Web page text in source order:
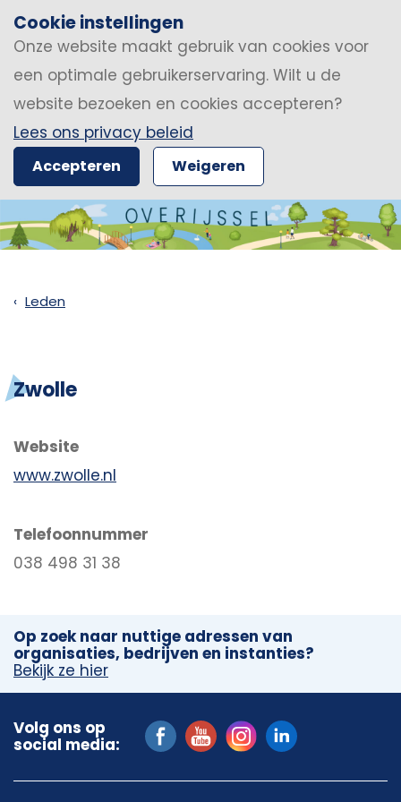
Cookie instellingen
Onze website maakt gebruik van cookies voor
een optimale gebruikerservaring. Wilt u de
website bezoeken en cookies accepteren?
Lees ons privacy beleid
Accepteren Weigeren
Leden
Zwolle
Website
www.zwolle.nl
Telefoonnummer
038 498 31 38
Op zoek naar nuttige adressen van
organisaties, bedrijven en instanties?
Bekijk ze hier
Volg ons op
social media: